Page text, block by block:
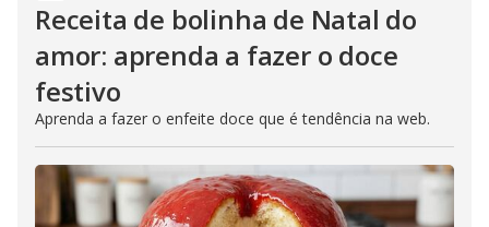
​Receita de bolinha de Natal do
amor: aprenda a fazer o doce
festivo
Aprenda a fazer o enfeite doce que é tendência na web.